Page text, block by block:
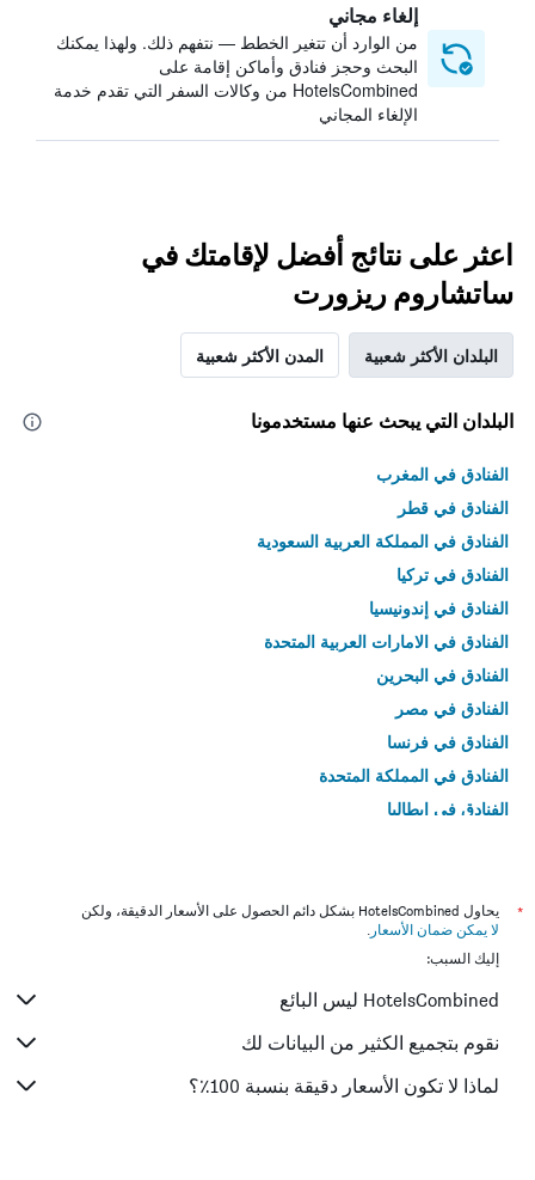
إلغاء مجاني
من الوارد أن تتغير الخطط — نتفهم ذلك. ولهذا يمكنك
البحث وحجز فنادق وأماكن إقامة على
HotelsCombined من وكالات السفر التي تقدم خدمة
الإلغاء المجاني
اعثر على نتائج أفضل لإقامتك في
ساتشاروم ريزورت
البلدان الأكثر شعبية المدن الأكثر شعبية
البلدان التي يبحث عنها مستخدمونا
الفنادق في المغرب
الفنادق في قطر
الفنادق في المملكة العربية السعودية
الفنادق في تركيا
الفنادق في إندونيسيا
الفنادق في الامارات العربية المتحدة
الفنادق في البحرين
الفنادق في مصر
الفنادق في فرنسا
الفنادق في المملكة المتحدة
الفنادق في إيطاليا
*
يحاول HotelsCombined بشكل دائم الحصول على الأسعار الدقيقة، ولكن
لا يمكن ضمان الأسعار .
إليك السبب:
HotelsCombined ليس البائع
نقوم بتجميع الكثير من البيانات لك
لماذا لا تكون الأسعار دقيقة بنسبة 100٪؟